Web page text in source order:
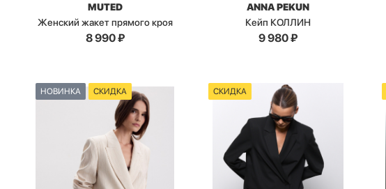
MUTED
Женский жакет прямого кроя
8 990₽
ANNA PEKUN
Кейп КОЛЛИН
9 980₽
НОВИНКА СКИДКА СКИДКА